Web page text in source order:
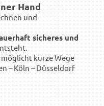
Hand
und
sicheres und
kurze Wege
– Köln – Düsseldorf